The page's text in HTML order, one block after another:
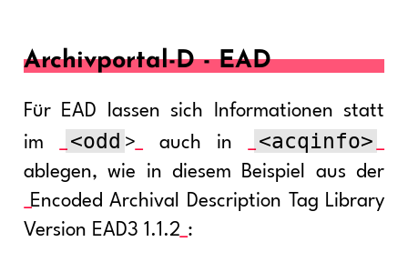
Archivportal-D - EAD
Für EAD lassen sich Informationen statt
im
<odd > auch in <acqinfo>
ablegen, wie in diesem Beispiel aus der
Encoded Archival Description Tag Library
Version EAD3 1.1.2 :